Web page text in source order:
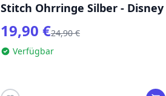
Stitch Ohrringe Silber - Disney
19,90 €24,90 €
Verfügbar